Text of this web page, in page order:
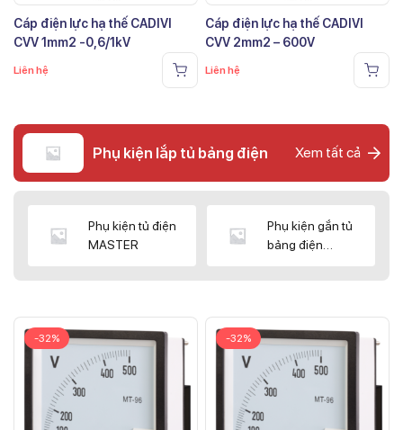
Cáp điện lực hạ thế CADIVI
CVV 1mm2 -0,6/1kV
Liên hệ
Cáp điện lực hạ thế CADIVI
CVV 2mm2 – 600V
Liên hệ
Phụ kiện lắp tủ bảng điện Xem tất cả
Phụ kiện tủ điện
MASTER
Phụ kiện gắn tủ
bảng điện
-32% -32%